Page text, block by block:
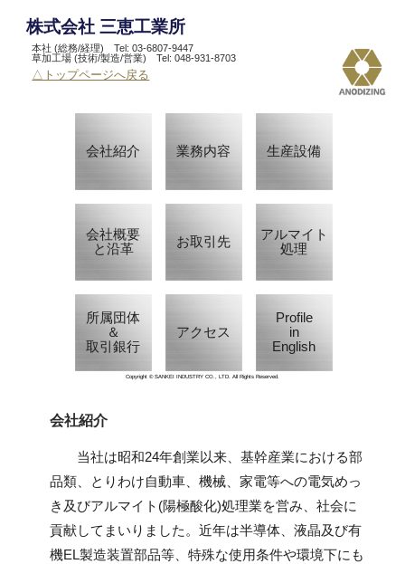
株式会社 三恵工業所
本社 (総務/経理) Tel: 03-6807-9447
草加工場 (技術/製造/営業) Tel: 048-931-8703
△トップページへ戻る
会社紹介 業務内容 生産設備
会社概要
と沿革
お取引先
アルマイト
処理
所属団体
＆
取引銀行
アクセス
Profile
in
English
会社紹介
当社は昭和24年創業以来、基幹産業における部
品類、とりわけ自動車、機械、家電等への電気めっ
き及びアルマイト(陽極酸化)処理業を営み、社会に
貢献してまいりました。近年は半導体、液晶及び有
機EL製造装置部品等、特殊な使用条件や環境下にも
Copyright © SANKEI INDUSTRY CO., LTD. All Rights Reserved.